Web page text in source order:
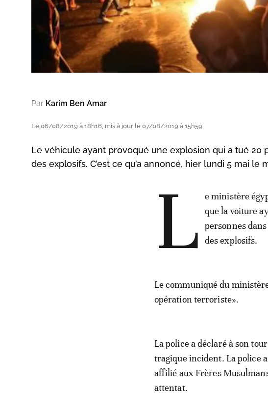
Par Karim Ben Amar
Le 06/08/2019 à 18h16, mis à jour le 07/08/2019 à 15h59
Le véhicule ayant provoqué une explosion qui a tué 20
des explosifs. C’est ce qu’a annoncé, hier lundi 5 mai
L
e ministère
que la voiture
personnes
des explosifs.
Le communiqué du
opération terroriste».
La police a déclaré à son
tragique incident. La police
affilié aux Frères
attentat.